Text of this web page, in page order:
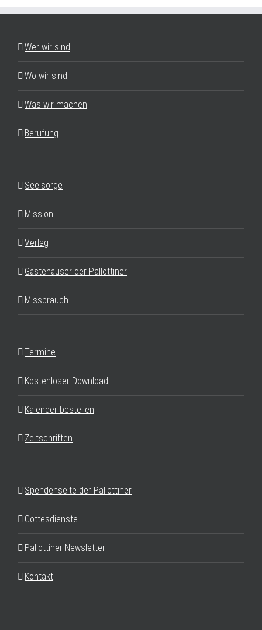
Wer wir sind
Wo wir sind
Was wir machen
Berufung
Seelsorge
Mission
Verlag
Gästehäuser der Pallottiner
Missbrauch
Termine
Kostenloser Download
Kalender bestellen
Zeitschriften
Spendenseite der Pallottiner
Gottesdienste
Pallottiner Newsletter
Kontakt